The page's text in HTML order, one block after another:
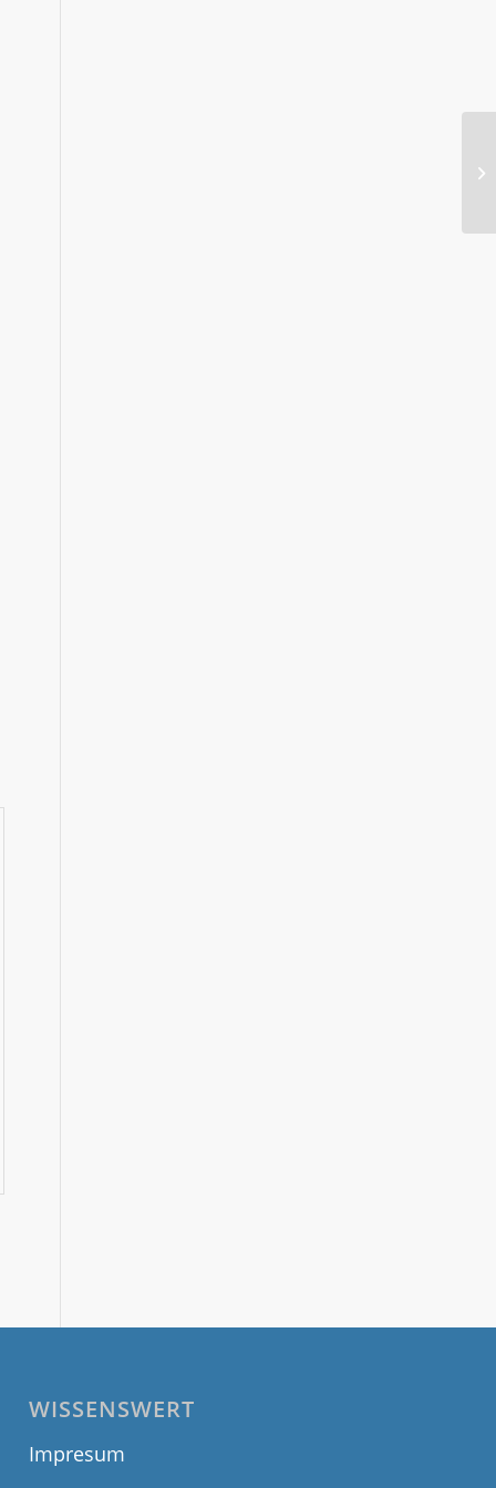
WISSENSWERT
Impresum